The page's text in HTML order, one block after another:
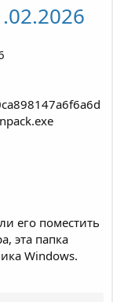
его поместить
эта папка
Windows.